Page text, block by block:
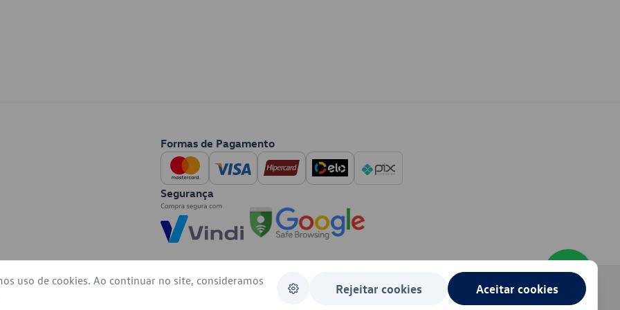
Formas de Pagamento
Segurança
uso de cookies. Ao continuar no site, consideramos
Rejeitar cookies Aceitar cookies